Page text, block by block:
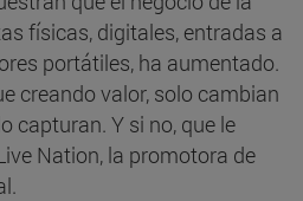
físicas, digitales, entradas a
portátiles, ha aumentado.
creando valor, solo cambian
capturan. Y si no, que le
Nation, la promotora de